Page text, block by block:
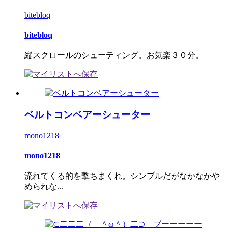
bitebloq
bitebloq
縦スクロールのシューティング。お気楽３０分。
ベルトコンベアーシューター
mono1218
mono1218
流れてくる的を撃ちまくれ。シンプルだがなかなかや
められな...